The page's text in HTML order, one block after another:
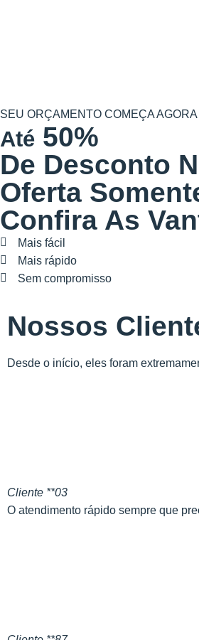
SEU ORÇAMENTO COMEÇA AGORA
Até 50%
De Desconto
Oferta
Confira As
Mais fácil
Mais rápido
Sem compromisso
Nossos
Desde o início, eles foram
Cliente **03
O atendimento rápido sempre que